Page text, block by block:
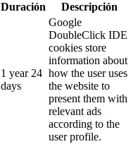
Duración Descripción
1 year 24
days
Google
DoubleClick IDE
cookies store
information about
how the user uses
the website to
present them with
relevant ads
according to the
user profile.